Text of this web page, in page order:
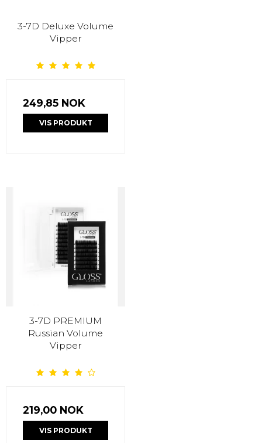
3-7D Deluxe Volume
Vipper
249,85 NOK
VIS PRODUKT
3-7D PREMIUM
Russian Volume
Vipper
219,00 NOK
VIS PRODUKT